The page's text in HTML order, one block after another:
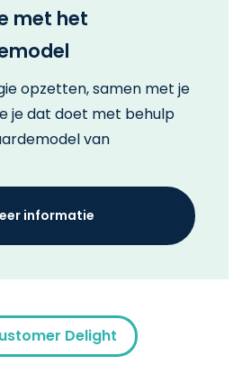
met het
opzetten, samen met je
je dat doet met behulp
van
informatie
Delight